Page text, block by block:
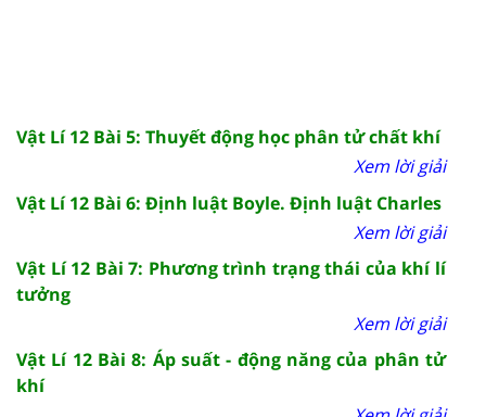
Vật Lí 12 Bài 5: Thuyết động học phân tử chất khí
Xem lời giải
Vật Lí 12 Bài 6: Định luật Boyle. Định luật Charles
Xem lời giải
Vật Lí 12 Bài 7: Phương trình trạng thái của khí lí
tưởng
Xem lời giải
Vật Lí 12 Bài 8: Áp suất - động năng của phân tử
khí